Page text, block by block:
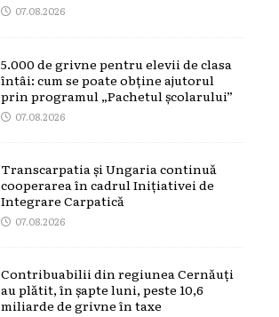
07.08.2026
5.000 de grivne pentru elevii de clasa
întâi: cum se poate obține ajutorul
prin programul „Pachetul școlarului”
07.08.2026
Transcarpatia și Ungaria continuă
cooperarea în cadrul Inițiativei de
Integrare Carpatică
07.08.2026
Contribuabilii din regiunea Cernăuți
au plătit, în șapte luni, peste 10,6
miliarde de grivne în taxe